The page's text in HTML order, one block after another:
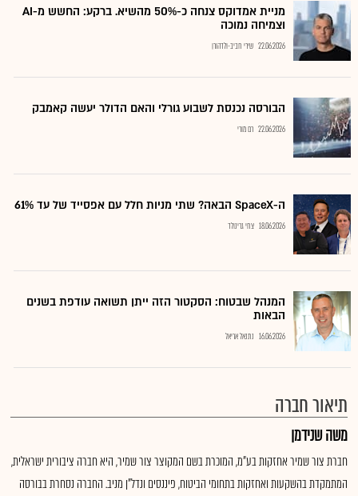
מניית אמדוקס צנחה כ-50% מהשיא. ברקע: החשש מ-AI
וצמיחה נמוכה
22.06.2026 שירי חביב-ולדהורן
הבורסה נכנסת לשבוע גורלי והאם הדולר יעשה קאמבק
22.06.2026 רם מורי
ה-SpaceX הבאה? שתי מניות חלל עם אפסייד של עד 61%
18.06.2026 צחי גרינולד
המנהל שבטוח: הסקטור הזה ייתן תשואה עודפת בשנים
הבאות
16.06.2026 נתנאל אריאל
תיאור חברה
משה שנידמן
חברת צור שמיר אחזקות בע"מ, המוכרת בשם המקוצר צור שמיר, היא חברה ציבורית ישראלית,
המתמקדת בהשקעות ואחזקות בתחומי הביטוח, פיננסים ונדל"ן מניב. החברה נסחרת בבורסה